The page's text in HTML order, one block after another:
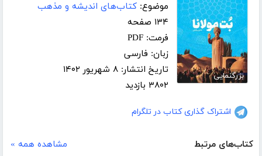
بزرگنمایی
موضوع: کتاب‌های اندیشه و مذهب
۱۳۴ صفحه
فرمت: PDF
زبان: فارسی
تاریخ انتشار: ۸ شهریور ۱۴۰۲
۳۸۰۲ بازدید
اشتراک گذاری کتاب در تلگرام
کتاب‌های مرتبط مشاهده همه »